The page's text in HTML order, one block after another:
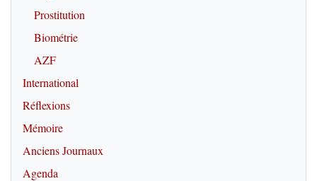
Prostitution
Biométrie
AZF
International
Réflexions
Mémoire
Anciens Journaux
Agenda